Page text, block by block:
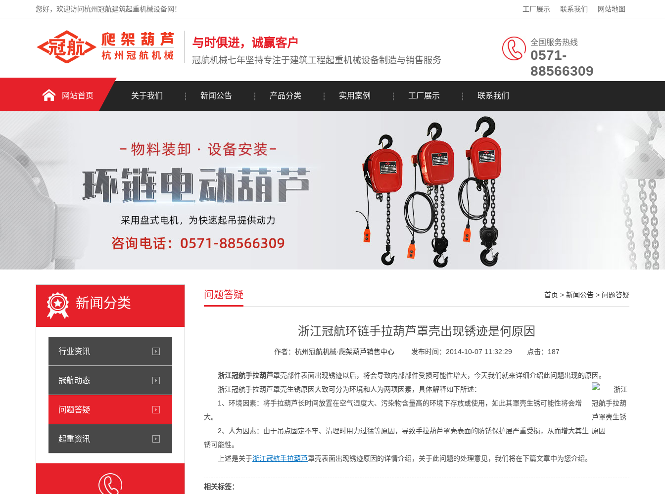
您好，欢迎访问杭州冠航建筑起重机械设备网！ 工厂展示 联系我们 网站地图
与时俱进，诚赢客户
冠航机械七年坚持专注于建筑工程起重机械设备制造与销售服务
全国服务热线
0571-
88566309
网站首页 关于我们 新闻公告 产品分类 实用案例 工厂展示 联系我们
新闻分类
行业资讯
冠航动态
问题答疑
起重资讯
问题答疑 首页 > 新闻公告 > 问题答疑
浙江冠航环链手拉葫芦罩壳出现锈迹是何原因
作者： 杭州冠航机械·爬架葫芦销售中心 发布时间：2014-10-07 11:32:29 点击：187
浙江冠航手拉葫芦罩壳部件表面出现锈迹以后，将会导致内部部件受损可能性增大，今天我们就来详细介绍此问题出现的原因。
浙江冠航手拉葫芦罩壳生锈原因大致可分为环境和人为两项因素，具体解释如下所述：
1、环境因素：将手拉葫芦长时间放置在空气湿度大、污染物含量高的环境下存放或使用，如此其罩壳生锈可能性将会增
大。
2、人为因素：由于吊点固定不牢、清理时用力过猛等原因，导致手拉葫芦罩壳表面的防锈保护层严重受损，从而增大其生
锈可能性。
上述是关于浙江冠航手拉葫芦罩壳表面出现锈迹原因的详情介绍，关于此问题的处理意见，我们将在下篇文章中为您介绍。
相关标签：